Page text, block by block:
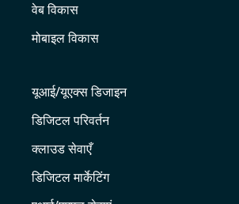
वेब विकास
मोबाइल विकास
यूआई/यूएक्स डिजाइन
डिजिटल परिवर्तन
क्लाउड सेवाएँ
डिजिटल मार्केटिंग